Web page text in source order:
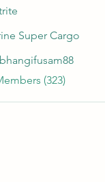
Super Cargo
(323)